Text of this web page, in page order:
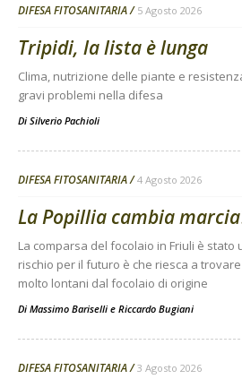
DIFESA FITOSANITARIA 5 Agosto 2026
Tripidi, la lista è lunga
Clima, nutrizione delle piante e
gravi problemi nella difesa
Di Silverio Pachioli
DIFESA FITOSANITARIA 4 Agosto 2026
La Popillia cambia
La comparsa del focolaio in Friuli è stato
rischio per il futuro è che riesca a
molto lontani dal focolaio di origine
Di Massimo Bariselli e Riccardo Bugiani
DIFESA FITOSANITARIA 3 Agosto 2026